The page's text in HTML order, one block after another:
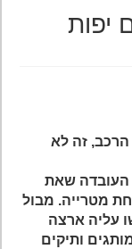
זה לא
שאת
מטרייה. מבול
ארצה
ותיקים